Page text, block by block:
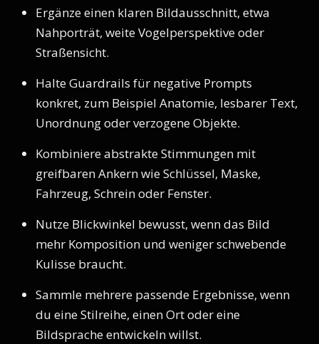
Ergänze einen klaren Bildausschnitt, etwa
Nahporträt, weite Vogelperspektive oder
Straßensicht.
Halte Guardrails für negative Prompts
konkret, zum Beispiel Anatomie, lesbarer Text,
Unordnung oder verzogene Objekte.
Kombiniere abstrakte Stimmungen mit
greifbaren Ankern wie Schlüssel, Maske,
Fahrzeug, Schrein oder Fenster.
Nutze Blickwinkel bewusst, wenn das Bild
mehr Komposition und weniger schwebende
Kulisse braucht.
Sammle mehrere passende Ergebnisse, wenn
du eine Stilreihe, einen Ort oder eine
Bildsprache entwickeln willst.